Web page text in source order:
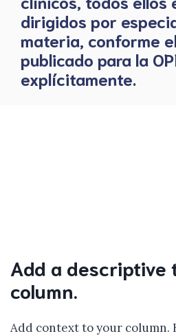
dirigidos por
materia, conforme
publicado para la
explícitamente.
Add a
column.
Add context to your column.